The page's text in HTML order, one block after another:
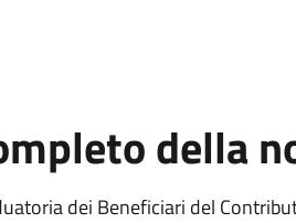
della
dei Beneficiari del